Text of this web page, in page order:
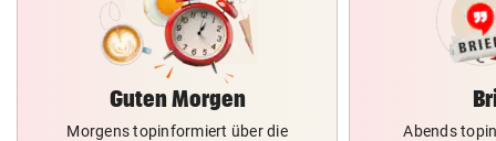
Guten Morgen
Morgens topinformiert über die
Abends